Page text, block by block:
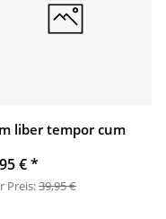
liber tempor cum
€*
Preis:39,95 €